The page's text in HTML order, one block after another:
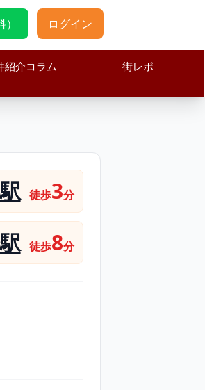
ログイン
紹介コラム 街レポ
徒歩3分
徒歩8分